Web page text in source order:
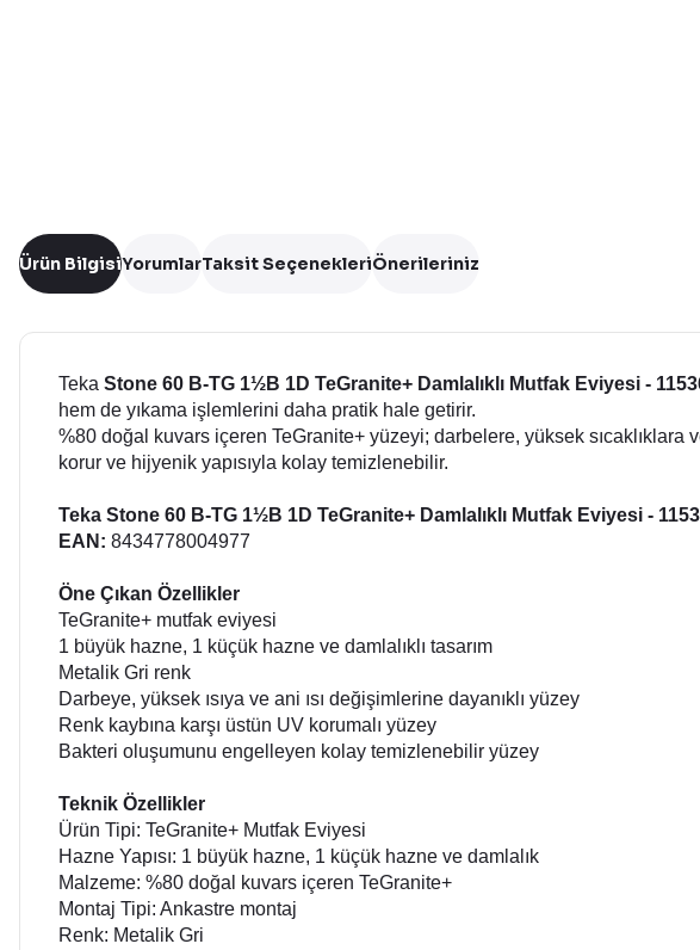
Ürün BilgisiYorumlarTaksit SeçenekleriÖnerileriniz
Teka Stone 60 B-TG 1½B 1D TeGranite+ Damlalıklı Mutfak Eviyesi -
hem de yıkama işlemlerini daha pratik hale getirir.
%80 doğal kuvars içeren TeGranite+ yüzeyi; darbelere, yüksek sıcaklıklara
korur ve hijyenik yapısıyla kolay temizlenebilir.
Teka Stone 60 B-TG 1½B 1D TeGranite+ Damlalıklı Mutfak Eviyesi -
EAN: 8434778004977
Öne Çıkan Özellikler
TeGranite+ mutfak eviyesi
1 büyük hazne, 1 küçük hazne ve damlalıklı tasarım
Metalik Gri renk
Darbeye, yüksek ısıya ve ani ısı değişimlerine dayanıklı yüzey
Renk kaybına karşı üstün UV korumalı yüzey
Bakteri oluşumunu engelleyen kolay temizlenebilir yüzey
Teknik Özellikler
Ürün Tipi: TeGranite+ Mutfak Eviyesi
Hazne Yapısı: 1 büyük hazne, 1 küçük hazne ve damlalık
Malzeme: %80 doğal kuvars içeren TeGranite+
Montaj Tipi: Ankastre montaj
Renk: Metalik Gri